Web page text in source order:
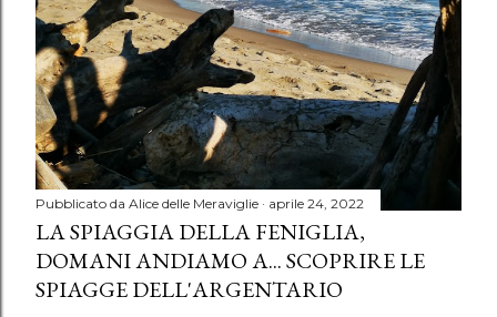
Pubblicato da Alice delle Meraviglie aprile 24, 2022
LA SPIAGGIA DELLA FENIGLIA,
DOMANI ANDIAMO A... SCOPRIRE LE
SPIAGGE DELL'ARGENTARIO